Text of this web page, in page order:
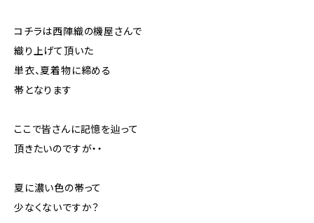
コチラは西陣織の機屋さんで
織り上げて頂いた
単衣、夏着物に締める
帯となります
ここで皆さんに記憶を辿って
頂きたいのですが・・
夏に濃い色の帯って
少なくないですか？